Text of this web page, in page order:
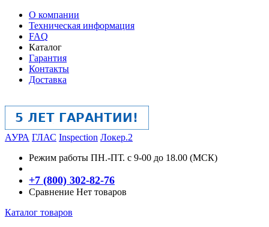
О компании
Техническая информация
FAQ
Каталог
Гарантия
Контакты
Доставка
АУРА ГЛАС Inspection Локер.2
Режим работы ПН.-ПТ. с 9-00 до 18.00 (МСК)
+7 (800) 302-82-76
Сравнение Нет товаров
Каталог товаров